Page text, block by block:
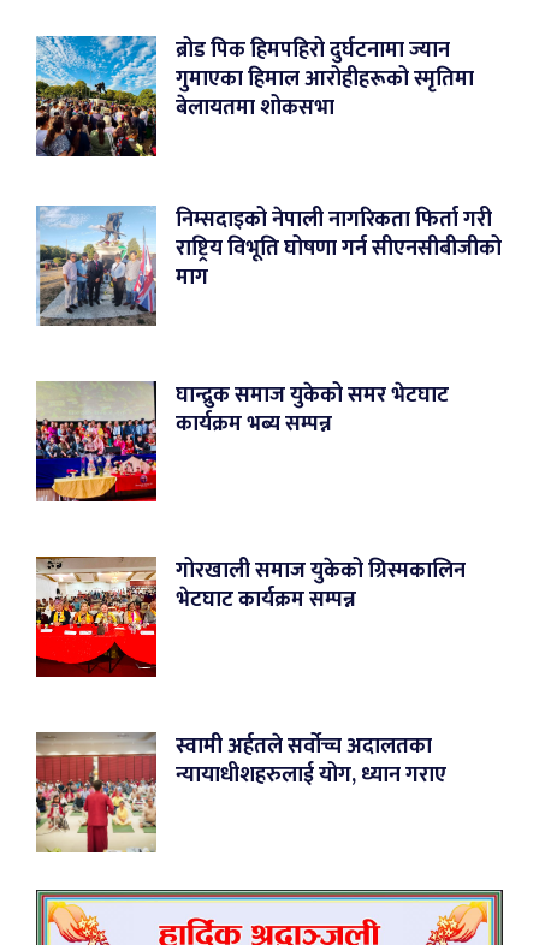
ब्रोड पिक हिमपहिरो दुर्घटनामा ज्यान
गुमाएका हिमाल आरोहीहरूको स्मृतिमा
बेलायतमा शोकसभा
निम्सदाइको नेपाली नागरिकता फिर्ता गरी
राष्ट्रिय विभूति घोषणा गर्न सीएनसीबीजीको
माग
घान्द्रुक समाज युकेको समर भेटघाट
कार्यक्रम भब्य सम्पन्न
गोरखाली समाज युकेको ग्रिस्मकालिन
भेटघाट कार्यक्रम सम्पन्न
स्वामी अर्हतले सर्वोच्च अदालतका
न्यायाधीशहरुलाई योग, ध्यान गराए